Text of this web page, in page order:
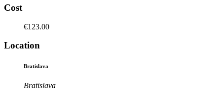
Cost
€123.00
Location
Bratislava
Bratislava